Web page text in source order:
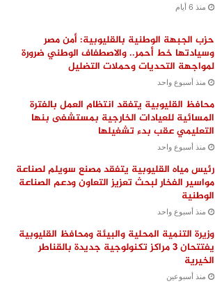
منذ 6 أيام
حزب الجبهة الوطنية بالقليوبية: أمن مصر
وسيادتها خط أحمر.. والاصطفاف الوطني ضرورة
لمواجهة التحديات وحملات التضليل
منذ أسبوع واحد
محافظ القليوبية يتفقد انتظام العمل بالفترة
المسائية للعيادات الخارجية بمستشفى بنها
التعليمي عقب بدء تشغيلها
منذ أسبوع واحد
رئيس مياه القليوبية يتفقد مصنع سويلم لصناعة
مواسير الفخار لبحث تعزيز التعاون ودعم الصناعة
الوطنية
منذ أسبوع واحد
وزيرة التنمية المحلية والبيئة ومحافظ القليوبية
يفتتحان 3 مراكز تكنولوجية جديدة بالقناطر
الخيرية
منذ أسبوعين